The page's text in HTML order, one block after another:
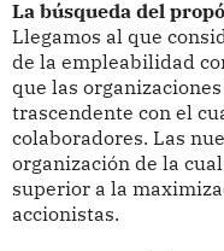
La búsqueda del
Llegamos al que
de la empleabilidad
que las
trascendente con el
colaboradores. Las
organización de la
superior a la
accionistas.